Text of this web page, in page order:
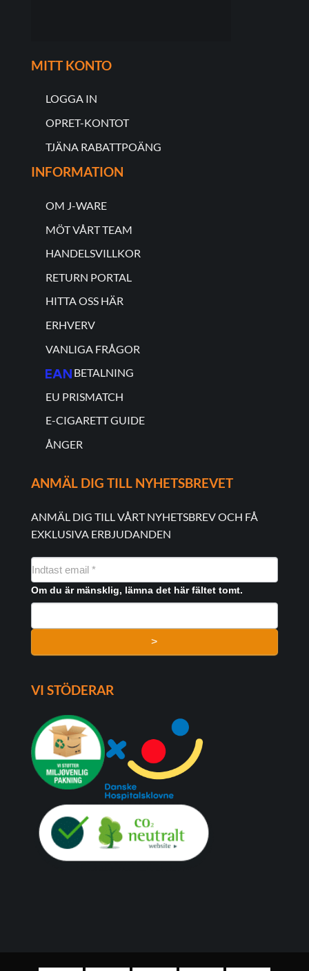
MITT KONTO
LOGGA IN
OPRET-KONTOT
TJÄNA RABATTPOÄNG
INFORMATION
OM J-WARE
MÖT VÅRT TEAM
HANDELSVILLKOR
RETURN PORTAL
HITTA OSS HÄR
ERHVERV
VANLIGA FRÅGOR
BETALNING
EU PRISMATCH
E-CIGARETT GUIDE
ÅNGER
ANMÄL DIG TILL NYHETSBREVET
ANMÄL DIG TILL VÅRT NYHETSBREV OCH FÅ
EXKLUSIVA ERBJUDANDEN
NYHEDSMAIL
FORMULAR
Om du är mänsklig, lämna det här fältet tomt.
>
VI STÖDERAR